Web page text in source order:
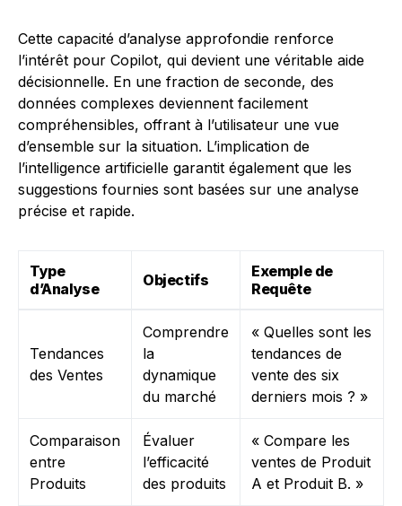
Cette capacité d’analyse approfondie renforce
l’intérêt pour Copilot, qui devient une véritable aide
décisionnelle. En une fraction de seconde, des
données complexes deviennent facilement
compréhensibles, offrant à l’utilisateur une vue
d’ensemble sur la situation. L’implication de
l’intelligence artificielle garantit également que les
suggestions fournies sont basées sur une analyse
précise et rapide.
Type
d’Analyse
Objectifs
Exemple de
Requête
Tendances
des Ventes
Comprendre
la
dynamique
du marché
« Quelles sont les
tendances de
vente des six
derniers mois ? »
Comparaison
entre
Produits
Évaluer
l’efficacité
des produits
« Compare les
ventes de Produit
A et Produit B. »